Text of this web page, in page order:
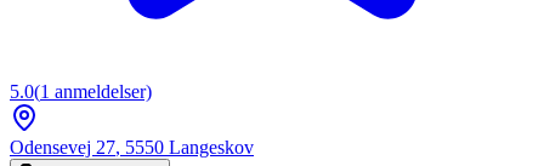
5.0(1 anmeldelser)
Odensevej 27, 5550 Langeskov